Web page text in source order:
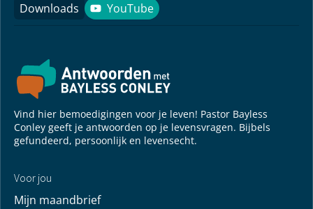
Downloads
YouTube
YouTube
Vind hier bemoedigingen voor je leven! Pastor Bayless
Conley geeft je antwoorden op je levensvragen. Bijbels
gefundeerd, persoonlijk en levensecht.
Voor jou
Mijn maandbrief